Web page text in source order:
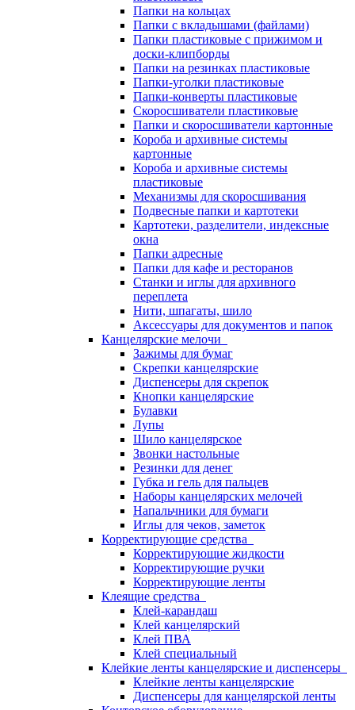
Папки на кольцах
Папки с вкладышами (файлами)
Папки пластиковые с прижимом и
доски-клипборды
Папки на резинках пластиковые
Папки-уголки пластиковые
Папки-конверты пластиковые
Скоросшиватели пластиковые
Папки и скоросшиватели картонные
Короба и архивные системы
картонные
Короба и архивные системы
пластиковые
Механизмы для скоросшивания
Подвесные папки и картотеки
Картотеки, разделители, индексные
окна
Папки адресные
Папки для кафе и ресторанов
Станки и иглы для архивного
переплета
Нити, шпагаты, шило
Аксессуары для документов и папок
Канцелярские мелочи
Зажимы для бумаг
Скрепки канцелярские
Диспенсеры для скрепок
Кнопки канцелярские
Булавки
Лупы
Шило канцелярское
Звонки настольные
Резинки для денег
Губка и гель для пальцев
Наборы канцелярских мелочей
Напальчники для бумаги
Иглы для чеков, заметок
Корректирующие средства
Корректирующие жидкости
Корректирующие ручки
Корректирующие ленты
Клеящие средства
Клей-карандаш
Клей канцелярский
Клей ПВА
Клей специальный
Клейкие ленты канцелярские и диспенсеры
Клейкие ленты канцелярские
Диспенсеры для канцелярской ленты